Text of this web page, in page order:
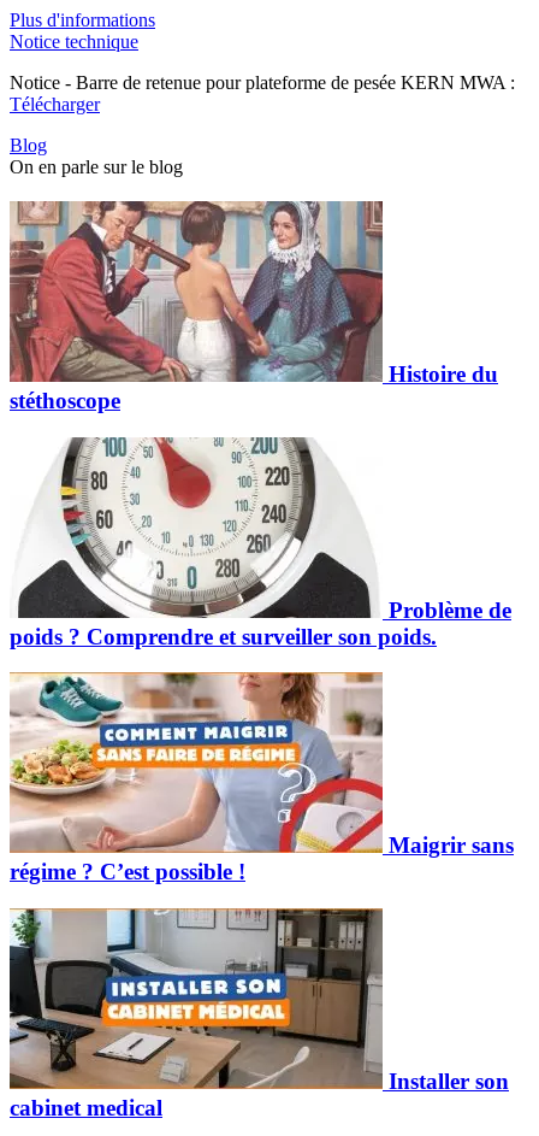
Plus d'informations
Notice technique
Notice - Barre de retenue pour plateforme de pesée KERN MWA :
Télécharger
Blog
On en parle sur le blog
Histoire du
stéthoscope
Problème de
poids ? Comprendre et surveiller son poids.
Maigrir sans
régime ? C’est possible !
Installer son
cabinet medical